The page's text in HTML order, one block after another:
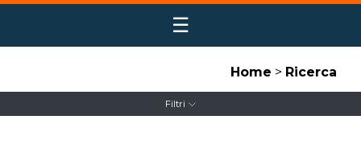
☰
Home > Ricerca
Filtri